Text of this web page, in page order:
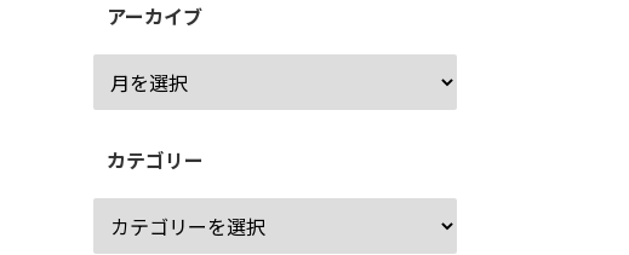
アーカイブ
カテゴリー